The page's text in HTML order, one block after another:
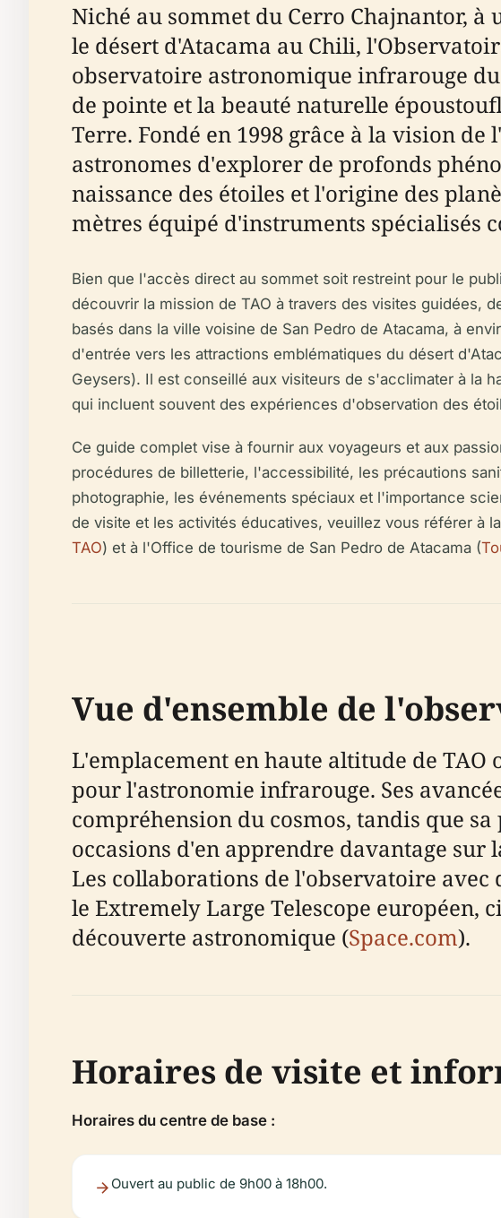
Niché au sommet du Cerro Chajnantor, à
le désert d'Atacama au Chili,
observatoire astronomique infrarouge
de pointe et la beauté naturelle
Terre. Fondé en 1998 grâce à la vision
astronomes d'explorer de profonds
naissance des étoiles et l'origine des
mètres équipé d'instruments spécialisés
Bien que l'accès direct au sommet soit restreint pour le
découvrir la mission de TAO à travers des visites guidées,
basés dans la ville voisine de San Pedro de Atacama, à
d'entrée vers les attractions emblématiques du désert
Geysers). Il est conseillé aux visiteurs de s'acclimater à la
qui incluent souvent des expériences d'observation des
Ce guide complet vise à fournir aux voyageurs et aux
procédures de billetterie, l'accessibilité, les précautions
photographie, les événements spéciaux et l'importance
de visite et les activités éducatives, veuillez vous référer à
TAO) et à l'Office de tourisme de San Pedro de Atacama (
Vue d'ensemble de
L'emplacement en haute altitude de
pour l'astronomie infrarouge. Ses
compréhension du cosmos, tandis que
occasions d'en apprendre davantage
Les collaborations de l'observatoire
le Extremely Large Telescope européen,
découverte astronomique (Space.com).
Horaires de visite et
Horaires du centre de base :
Ouvert au public de 9h00 à 18h00.